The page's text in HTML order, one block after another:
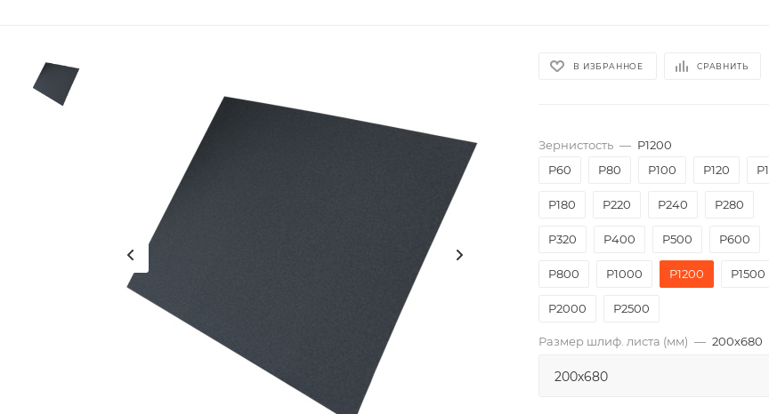
В ИЗБРАННОЕ СРАВНИТЬ
Зернистость — P1200
P60
P80 P100 P120
P180 P220 P240 P280
P320 P400 P500 P600
P800 P1000 P1200 P1500
P2000 Р2500
Размер шлиф. листа (мм) — 200х680